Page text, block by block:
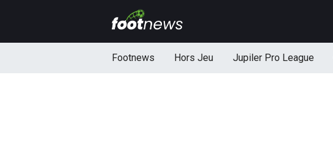
Footnews Hors Jeu Jupiler Pro League